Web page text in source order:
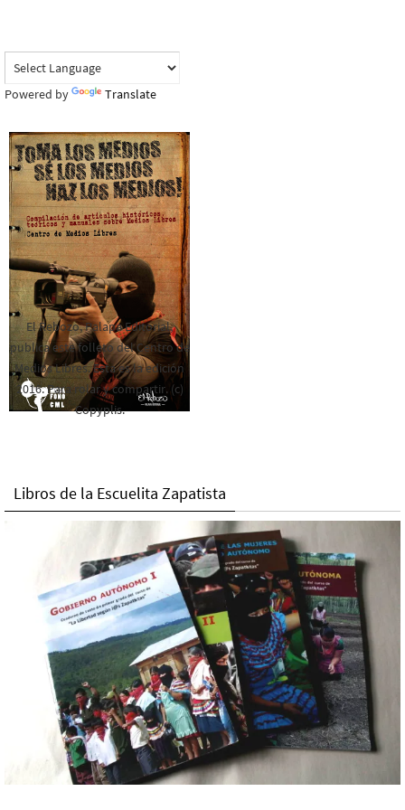
Powered by Translate
El Rebozo, Palapa Editorial,
publica este folleto del Centro de
Medios Libres. Esta es la edición
2016. Para rolar y compartir. (c)
Copyplis.
Libros de la Escuelita Zapatista